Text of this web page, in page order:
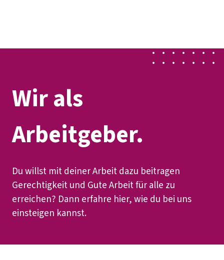
Service
Mitmachen
Wir als
Arbeitgeber.
Du willst mit deiner Arbeit dazu beitragen
Gerechtigkeit und Gute Arbeit für alle zu
erreichen? Dann erfahre hier, wie du bei uns
einsteigen kannst.